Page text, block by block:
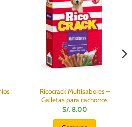
Ricocrack Multisabores –
Galletas para cachorros
S/.8.00